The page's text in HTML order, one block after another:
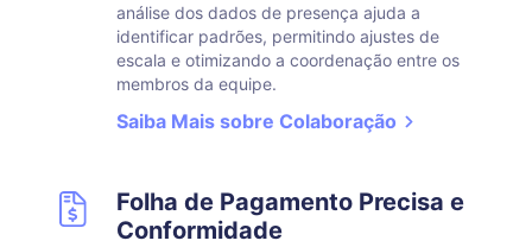
análise dos dados de presença ajuda a
identificar padrões, permitindo ajustes de
escala e otimizando a coordenação entre os
membros da equipe.
Saiba Mais sobre Colaboração
Folha de Pagamento Precisa e
Conformidade